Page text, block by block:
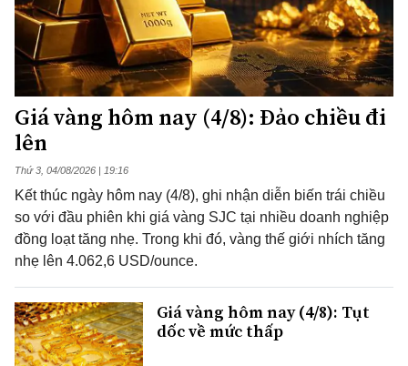
Giá vàng hôm nay (4/8): Đảo chiều đi
lên
Thứ 3, 04/08/2026 | 19:16
Kết thúc ngày hôm nay (4/8), ghi nhận diễn biến trái chiều
so với đầu phiên khi giá vàng SJC tại nhiều doanh nghiệp
đồng loạt tăng nhẹ. Trong khi đó, vàng thế giới nhích tăng
nhẹ lên 4.062,6 USD/ounce.
Giá vàng hôm nay (4/8): Tụt
dốc về mức thấp